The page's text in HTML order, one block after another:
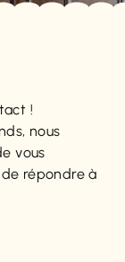
!
nous
vous
répondre à